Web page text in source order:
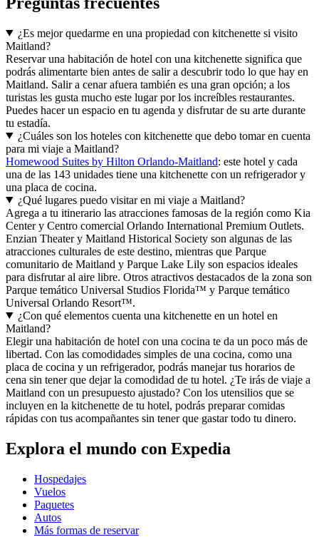
¿Es mejor quedarme en una propiedad con kitchenette si visito
Maitland?
Reservar una habitación de hotel con una kitchenette significa que
podrás alimentarte bien antes de salir a descubrir todo lo que hay en
Maitland. Salir a cenar afuera también es una gran opción; a los
turistas les gusta mucho este lugar por los increíbles restaurantes.
Puedes hacer un espacio en tu agenda y disfrutar de su arte durante
tu estadía.
¿Cuáles son los hoteles con kitchenette que debo tomar en cuenta
para mi viaje a Maitland?
Homewood Suites by Hilton Orlando-Maitland: este hotel y cada
una de las 143 unidades tiene una kitchenette con un refrigerador y
una placa de cocina.
¿Qué lugares puedo visitar en mi viaje a Maitland?
Agrega a tu itinerario las atracciones famosas de la región como Kia
Center y Centro comercial Orlando International Premium Outlets.
Enzian Theater y Maitland Historical Society son algunas de las
atracciones culturales de este destino, mientras que Parque
comunitario de Maitland y Parque Lake Lily son espacios ideales
para disfrutar al aire libre. Otros atractivos destacados de la zona son
Parque temático Universal Studios Florida™ y Parque temático
Universal Orlando Resort™.
¿Con qué elementos cuenta una kitchenette en un hotel en
Maitland?
Elegir una habitación de hotel con una cocina te da un poco más de
libertad. Con las comodidades simples de una cocina, como una
placa de cocina y un refrigerador, podrás manejar tus horarios de
cena sin tener que dejar la comodidad de tu hotel. ¿Te irás de viaje a
Maitland con un presupuesto ajustado? Con los utensilios que se
incluyen en la kitchenette de tu hotel, podrás preparar comidas
rápidas con tus acompañantes sin tener que gastar todo tu dinero.
Explora el mundo con Expedia
Hospedajes
Vuelos
Paquetes
Autos
Más formas de reservar